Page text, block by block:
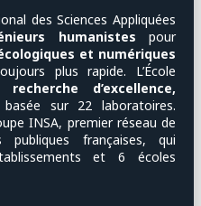
des Sciences Appliquées
humanistes pour
et numériques
plus rapide. L’École
recherche d’excellence,
sur 22 laboratoires.
INSA, premier réseau de
publiques françaises, qui
et 6 écoles